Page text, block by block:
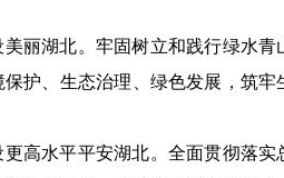
丽湖北。牢固树立和践行绿水
护、生态治理、绿色发展，筑
高水平平安湖北。全面贯彻落